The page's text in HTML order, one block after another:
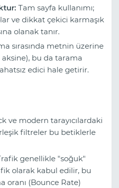
Tam sayfa kullanımı;
ve dikkat çekici karmaşık
olanak tanır.
sırasında metnin üzerine
bu da tarama
edici hale getirir.
ve modern tarayıcılardaki
filtreler bu betiklerle
genellikle "soğuk"
olarak kabul edilir, bu
oranı (Bounce Rate)